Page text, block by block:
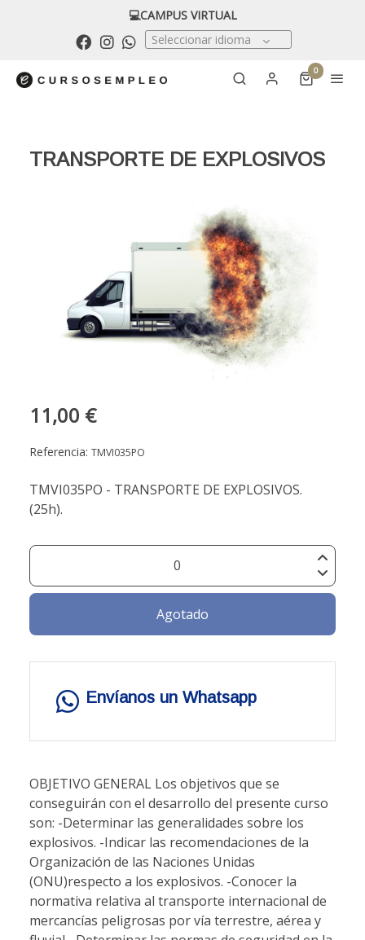
💻CAMPUS VIRTUAL
Seleccionar idioma
0
TRANSPORTE DE EXPLOSIVOS
11,00 €
Referencia: TMVI035PO
TMVI035PO - TRANSPORTE DE EXPLOSIVOS.
(25h).
Agotado
Envíanos un Whatsapp
OBJETIVO GENERAL Los objetivos que se conseguirán con el desarrollo del presente curso son: -Determinar las generalidades sobre los explosivos. -Indicar las recomendaciones de la Organización de las Naciones Unidas (ONU)respecto a los explosivos. -Conocer la normativa relativa al transporte internacional de mercancías peligrosas por vía terrestre, aérea y fluvial. -Determinar las normas de seguridad en la manipulación de explosivos. -Interpretar los planos de empaques y embalajes de sustancias explosivas. -Conocer las organizaciones internacionales relacionadas con las materias peligrosas. MODULOS FORMATIVOS 1.GENERALIDADES: 1.1Los explosivos. 1.2 Lascaracterísticas de los explosivos. 1.3 Característicasde las explosiones. 2.RECOMENDACIONES DE LA ONU: 2.1Introducción. 2.2Estructura de las Recomendaciones de la ONU. 2.3 Clasesde materias peligrosas según las Recomendaciones de la ONU. 3.CÓDIGO IMDG-OMI: 3.1Introducción. 3.2 Ámbitode aplicación del Código IMDG. 3.3Estructura del Código IMDG. 3.4Diferentes tipos de mercancías peligrosas. 3.5 La listade mercancías peligrosas (LISTA). 3.6Capacitación para el personal de tierra. 4.ACUERDO EUROPEO SOBRE EL TRANSPORTE INTERNACIONAL DE MERCANCÍAS PELIGROSAS PORCARRETERA ADR: 4.1El transporte de mercancías peligrosas por carretera. 4.2Equipamiento de los vehículos de mercancías peligrosas. 4.3Etiquetado y señalización de los peligros. 5.REGLAMENTO RELATIVO AL TRANSPORTE INTERNACIONAL DE MERCANCÍAS PELIGROSAS PORFERROCARRIL: 5.1Introducción. 5.2 Inclusióndel RID a la normativa Europea y estatal. 5.3Estructura del RID. 5.4Utilización del RID. 5.5Novedades del RID 2019. 6.REGLAMENTO RELATIVO AL TRANSPORTE INTERNACIONAL DE MERCANCÍAS PELIGROSAS PORVÍA AÉREA. 6.1Introducción. 6.2Normativa sobre transporte de mercancías peligrosas por vía aérea. 6.3Normas para el transporte de mercancías peligrosas por vía aérea y responsabilidades. 6.4Mercancías peligrosas permitidas y prohibidas en el transporte aéreo. 6.5Embalaje y etiquetado de las mercancías peligrosas en el transporte aéreo. 7.ACUERDO EUROPEO RELATIVO AL TRANSPORTE DE MERCANCÍAS PELIGROSAS POR VÍA FLUVIAL. 7.1El Acuerdo Europeo relativo al transporte internacional de mercancíaspeligrosas por vías navegables interiores. 8.SEGURIDAD EN LA MANIPULACIÓN. 8.1Carga y descarga de mercancías peligrosas. 8.2Manipulación y estiba de mercancías peligrosas. 8.3 Riesgosespecíficos de las materias explosivas y medidas de seguridad para evitarlos. 9.DINAMITAS. 9.1 Historiade la dinamita. 9.2Clasificación de las dinamitas.